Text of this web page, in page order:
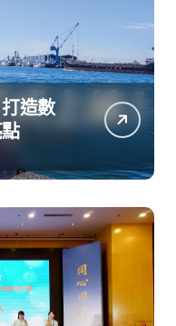
造數